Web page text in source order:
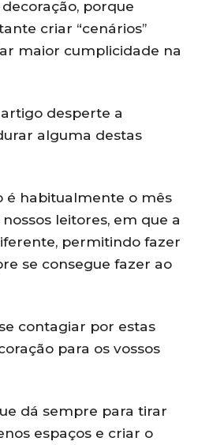
porque
criar “cenários”
maior cumplicidade na
desperte a
alguma destas
é habitualmente o mês
leitores, em que a
permitindo fazer
se consegue fazer ao
contagiar por estas
para os vossos
dá sempre para tirar
espaços e criar o